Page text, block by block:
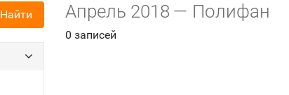
Найти Апрель 2018 — Полифан
0 записей